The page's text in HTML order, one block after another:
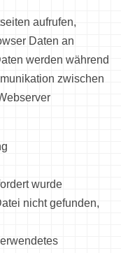
aufrufen,
Daten an
werden während
zwischen
wurde
nicht gefunden,